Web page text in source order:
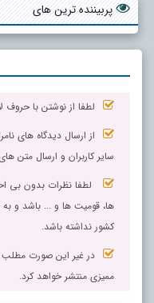
پربیننده ترین های
لطفا از نوشتن با حروف
از ارسال دیدگاه های
سایر کاربران و ارسال متن
لطفا نظرات بدون بی
ها، قومیت ها و ... باشد و به
کشور نداشته باشد.
در غیر این صورت مطلب
ممیزی منتشر خواهد کرد.